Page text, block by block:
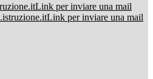
Link per inviare una mail
Link per inviare una mail